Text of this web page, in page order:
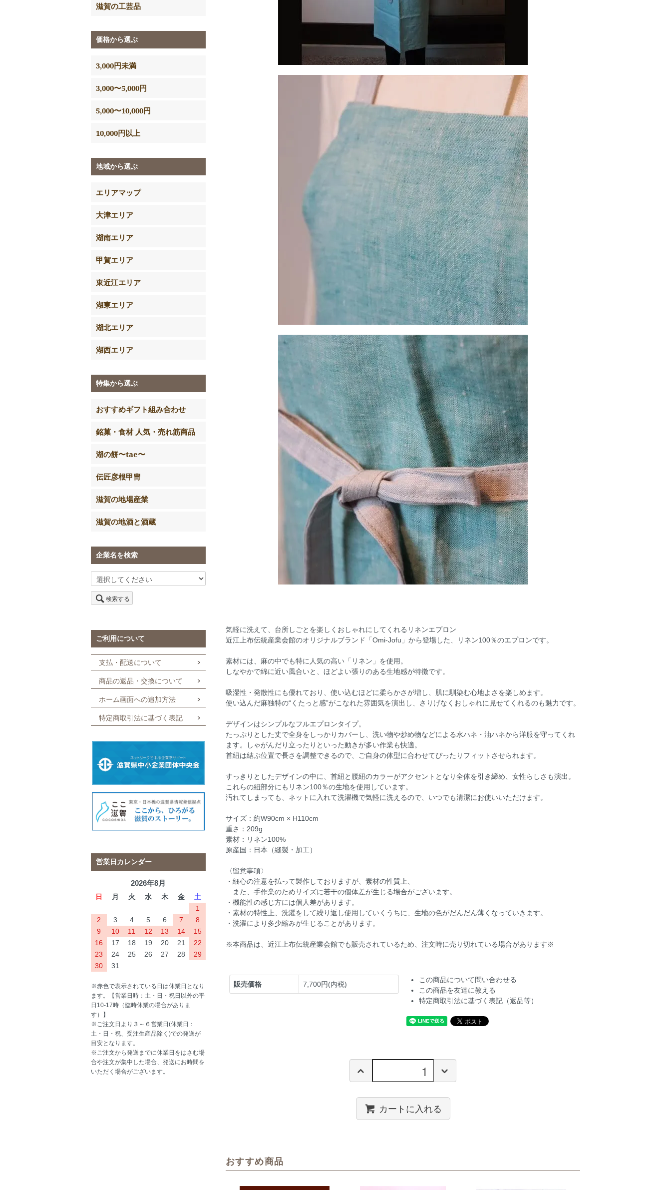
気軽に洗えて、台所しごとを楽しくおしゃれにしてくれるリネンエプロン
近江上布伝統産業会館のオリジナルブランド「Omi-Jofu」から登場した、リネン100％のエプロンです。
素材には、麻の中でも特に人気の高い「リネン」を使用。
しなやかで綿に近い風合いと、ほどよい張りのある生地感が特徴です。
吸湿性・発散性にも優れており、使い込むほどに柔らかさが増し、肌に馴染む心地よさを楽しめます。
使い込んだ麻独特の“くたっと感”がこなれた雰囲気を演出し、さりげなくおしゃれに見せてくれるのも魅力です。
デザインはシンプルなフルエプロンタイプ。
たっぷりとした丈で全身をしっかりカバーし、洗い物や炒め物などによる水ハネ・油ハネから洋服を守ってくれ
ます。しゃがんだり立ったりといった動きが多い作業も快適。
首紐は結ぶ位置で長さを調整できるので、ご自身の体型に合わせてぴったりフィットさせられます。
すっきりとしたデザインの中に、首紐と腰紐のカラーがアクセントとなり全体を引き締め、女性らしさも演出。
これらの紐部分にもリネン100％の生地を使用しています。
汚れてしまっても、ネットに入れて洗濯機で気軽に洗えるので、いつでも清潔にお使いいただけます。
サイズ：約W90cm × H110cm
重さ：209g
素材：リネン100%
原産国：日本（縫製・加工）
〈留意事項〉
・細心の注意を払って製作しておりますが、素材の性質上、
また、手作業のためサイズに若干の個体差が生じる場合がございます。
・機能性の感じ方には個人差があります。
・素材の特性上、洗濯をして繰り返し使用していくうちに、生地の色がだんだん薄くなっていきます。
・洗濯により多少縮みが生じることがあります。
※本商品は、近江上布伝統産業会館でも販売されているため、注文時に売り切れている場合があります※
販売価格 7,700円(内税)
この商品について問い合わせる
この商品を友達に教える
特定商取引法に基づく表記（返品等）
カートに入れる
おすすめ商品
滋賀の工芸品
価格から選ぶ
3,000円未満
3,000〜5,000円
5,000〜10,000円
10,000円以上
地域から選ぶ
エリアマップ
大津エリア
湖南エリア
甲賀エリア
東近江エリア
湖東エリア
湖北エリア
湖西エリア
特集から選ぶ
おすすめギフト組み合わせ
銘菓・食材 人気・売れ筋商品
湖の餅〜tae〜
伝匠彦根甲冑
滋賀の地場産業
滋賀の地酒と酒蔵
企業名を検索
検索する
ご利用について
支払・配送について
商品の返品・交換について
ホーム画面への追加方法
特定商取引法に基づく表記
営業日カレンダー
2026年8月
日 月 火 水 木 金
土
1
2
3 4 5 6 7
8
9
10 11 12 13 14
15
16
17 18 19 20 21
22
23
24 25 26 27 28
29
30
31
※赤色で表示されている日は休業日となり
ます。【営業日時：土・日・祝日以外の平
日10-17時（臨時休業の場合がありま
す）】
※ご注文日より３～６営業日(休業日：
土・日・祝、受注生産品除く)での発送が
目安となります。
※ご注文から発送までに休業日をはさむ場
合や注文が集中した場合、発送にお時間を
いただく場合がございます。